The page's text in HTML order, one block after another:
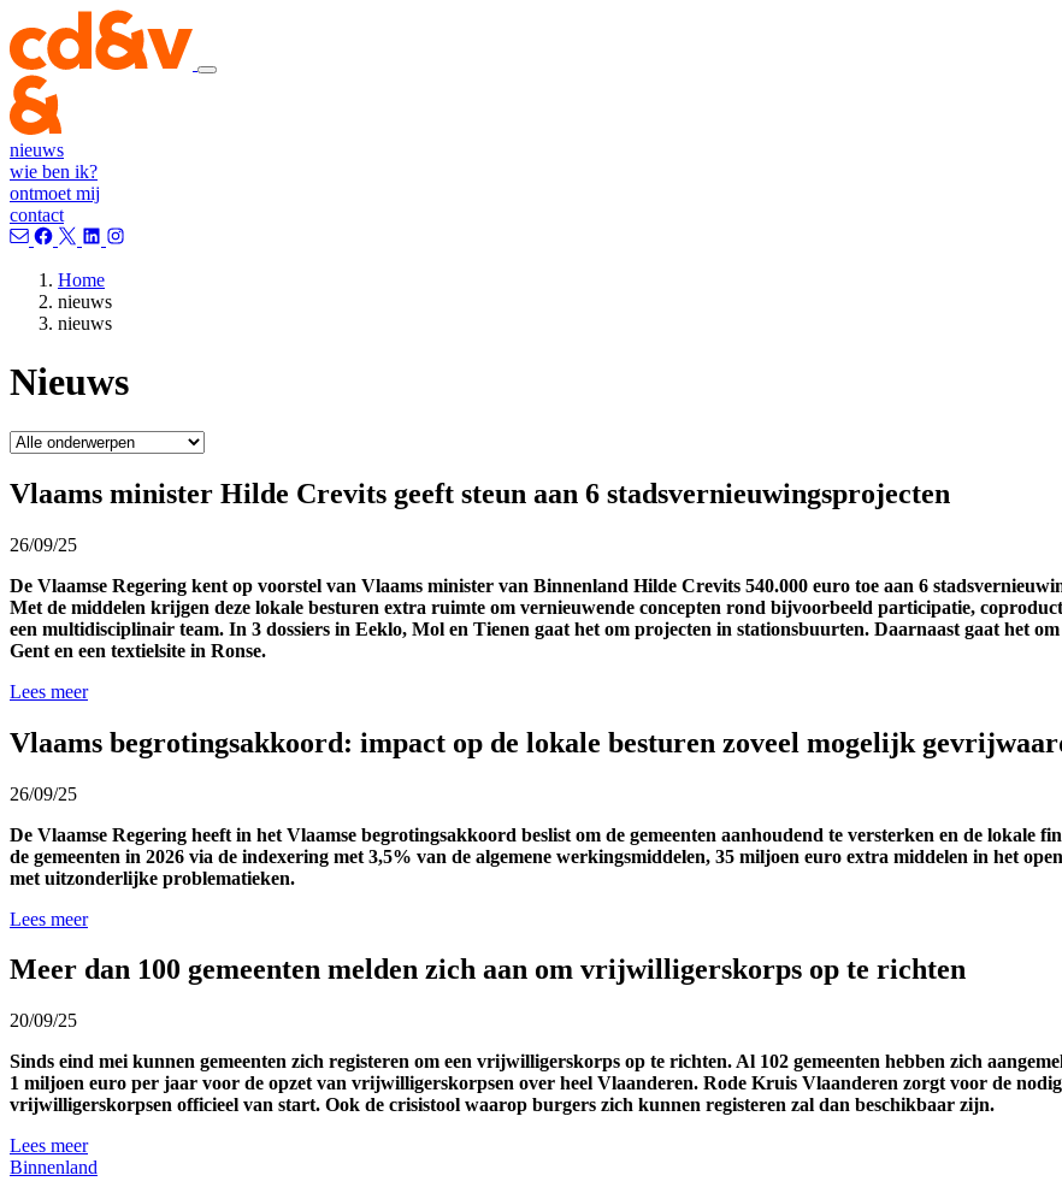
nieuws
wie ben ik?
ontmoet mij
contact
Home
nieuws
nieuws
Nieuws
Vlaams minister Hilde Crevits geeft steun aan 6 stadsvernieuwingsprojecten
26/09/25
De Vlaamse Regering kent op voorstel van Vlaams minister van Binnenland Hilde Crevits 540.000 euro toe aan 6
Met de middelen krijgen deze lokale besturen extra ruimte om vernieuwende concepten rond bijvoorbeeld participatie,
een multidisciplinair team. In 3 dossiers in Eeklo, Mol en Tienen gaat het om projecten in stationsbuurten. Daarnaast gaat het om
Gent en een textielsite in Ronse.
Lees meer
Vlaams begrotingsakkoord: impact op de lokale besturen zoveel mogelijk
26/09/25
De Vlaamse Regering heeft in het Vlaamse begrotingsakkoord beslist om de gemeenten aanhoudend te versterken en de lokale
de gemeenten in 2026 via de indexering met 3,5% van de algemene werkingsmiddelen, 35 miljoen euro extra middelen in het
met uitzonderlijke problematieken.
Lees meer
Meer dan 100 gemeenten melden zich aan om vrijwilligerskorps op te richten
20/09/25
Sinds eind mei kunnen gemeenten zich registeren om een vrijwilligerskorps op te richten. Al 102 gemeenten hebben zich
1 miljoen euro per jaar voor de opzet van vrijwilligerskorpsen over heel Vlaanderen. Rode Kruis Vlaanderen zorgt voor de
vrijwilligerskorpsen officieel van start. Ook de crisistool waarop burgers zich kunnen registeren zal dan beschikbaar zijn.
Lees meer
Binnenland